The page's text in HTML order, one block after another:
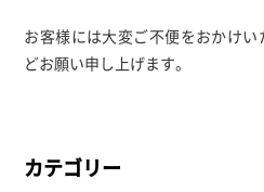
お客様には大変ご不便をおかけ
どお願い申し上げます。
カテゴリー